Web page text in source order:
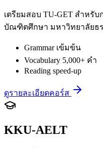
เตรียมสอบ TU-GET สำหรั
บัณฑิตศึกษา มหาวิทยาลัยธ
Grammar เข้มข้น
Vocabulary 5,000+ คำ
Reading speed-up
ดูรายละเอียดคอร์ส
KKU-AELT